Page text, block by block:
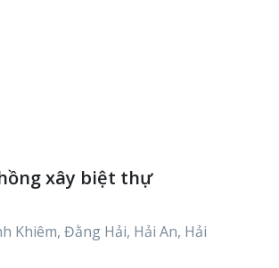
xây biệt thự
Khiêm, Đằng Hải, Hải An, Hải